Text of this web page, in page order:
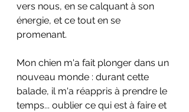
vers nous, en se calquant à son
énergie, et ce tout en se
promenant.
Mon chien m'a fait plonger dans un
nouveau monde : durant cette
balade, il m'a réappris à prendre le
temps... oublier ce qui est à faire et